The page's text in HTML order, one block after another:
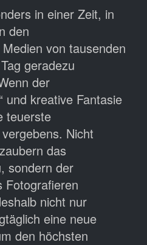
in einer Zeit, in
den
von tausenden
geradezu
der
und kreative Fantasie
teuerste
Nicht
das
sondern der
nicht nur
eine neue
den höchsten